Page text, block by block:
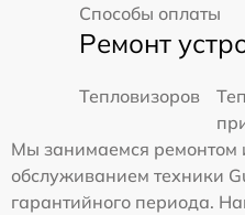
Способы оплаты
Ремонт
Тепловизоров
Мы занимаемся ремонтом
обслуживанием техники
гарантийного периода.